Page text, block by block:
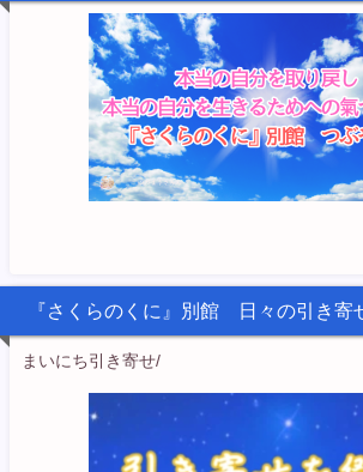
『さくらのくに』別館 日々の引き寄
まいにち引き寄せ/